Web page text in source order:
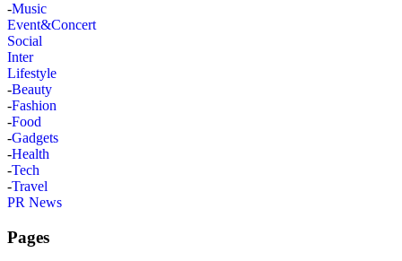
-Music
Event&Concert
Social
Inter
Lifestyle
-Beauty
-Fashion
-Food
-Gadgets
-Health
-Tech
-Travel
PR News
Pages